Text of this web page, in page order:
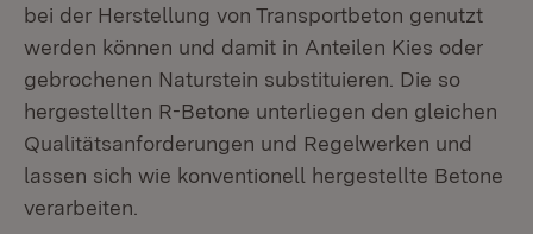
bei der Herstellung von Transportbeton genutzt
werden können und damit in Anteilen Kies oder
gebrochenen Naturstein substituieren. Die so
hergestellten R-Betone unterliegen den gleichen
Qualitätsanforderungen und Regelwerken und
lassen sich wie konventionell hergestellte Betone
verarbeiten.